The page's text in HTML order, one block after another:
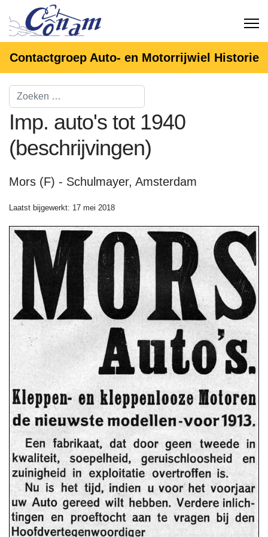
Contactgroep Auto- en Motorrijwiel Historie
Imp. auto's tot 1940
(beschrijvingen)
Mors (F) - Schulmayer, Amsterdam
Laatst bijgewerkt: 17 mei 2018